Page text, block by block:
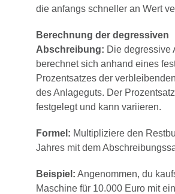
die anfangs schneller an Wert
Berechnung der degressiven
Abschreibung: Die degressive
berechnet sich anhand eines
Prozentsatzes der
des Anlageguts. Der
festgelegt und kann variieren.
Formel: Multipliziere den
Jahres mit dem
Beispiel: Angenommen, du
Maschine für 10.000 Euro mit